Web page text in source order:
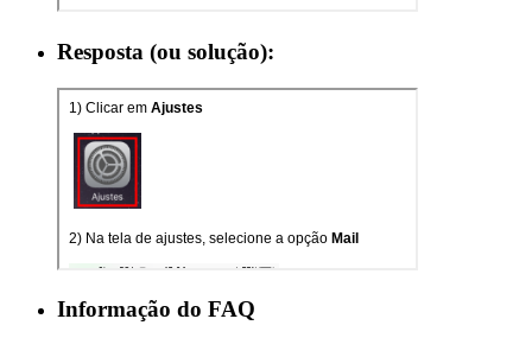
Resposta (ou solução):
Informação do FAQ